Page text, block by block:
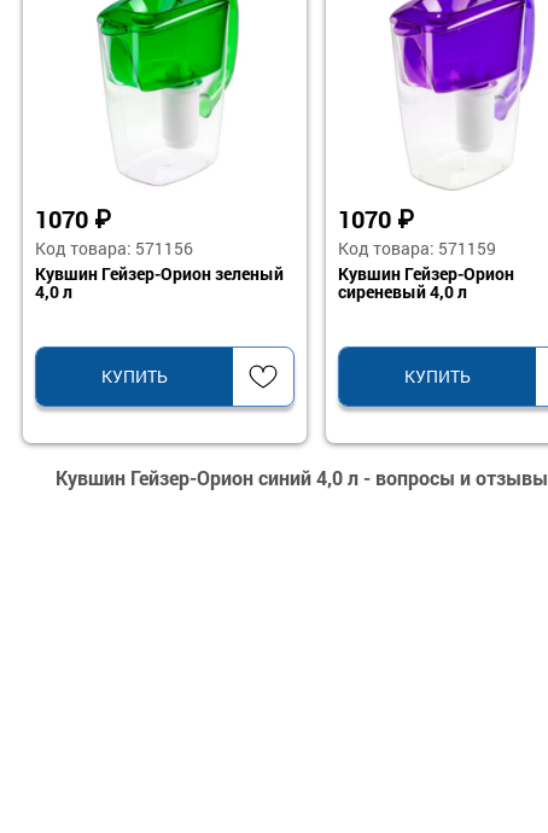
1070 ₽
Код товара: 571156
Кувшин Гейзер-Орион зеленый
4,0 л
КУПИТЬ
1070 ₽
Код товара: 571159
Кувшин Гейзер-Орион
сиреневый 4,0 л
КУПИТЬ
Кувшин Гейзер-Орион синий 4,0 л - вопросы и отзывы